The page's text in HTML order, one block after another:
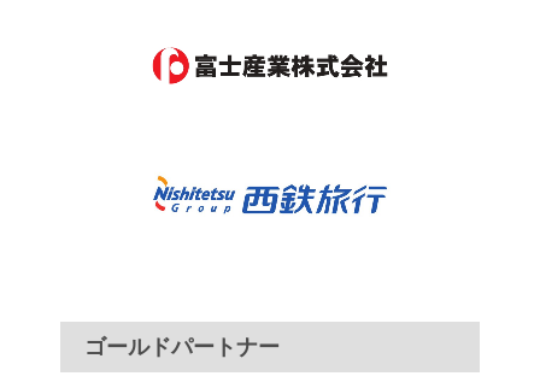
ゴールドパートナー